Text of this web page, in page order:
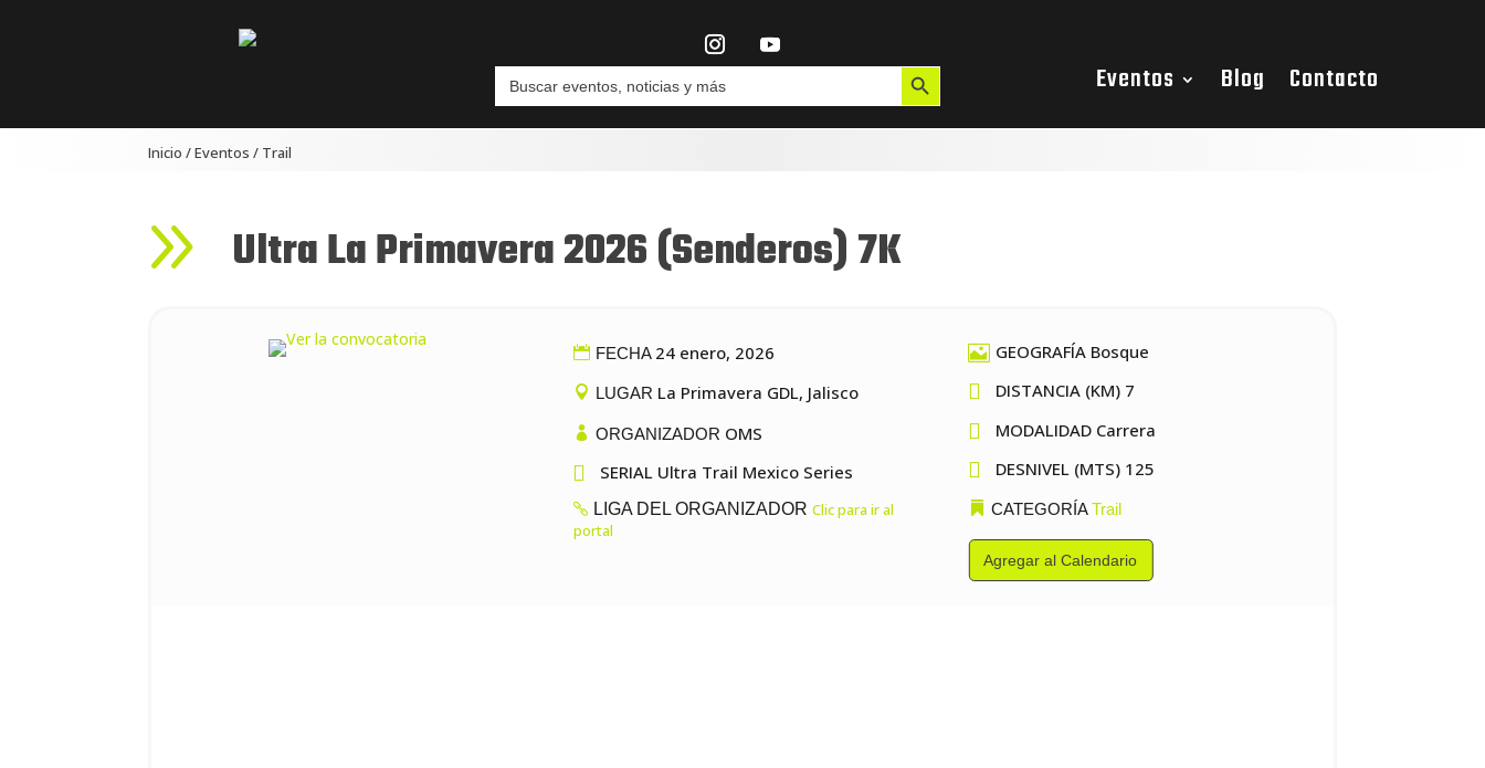
Buscar: Botón de búsqueda Eventos Blog Contacto
Inicio /Eventos / Trail
9 Ultra La Primavera 2026 (Senderos) 7K
FECHA 24 enero, 2026
LUGAR La Primavera GDL, Jalisco
ORGANIZADOR OMS
 SERIAL Ultra Trail Mexico Series
LIGA DEL ORGANIZADOR Clic para ir al
portal
 GEOGRAFÍA Bosque
 DISTANCIA (KM) 7
 MODALIDAD Carrera
 DESNIVEL (MTS) 125
CATEGORÍATrail
Agregar al Calendario